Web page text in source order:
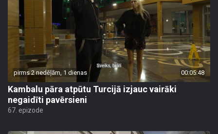
pirms 2 nedēļām, 1 dienas 00:05:48
Kambalu pāra atpūtu Turcijā izjauc vairāki
negaidīti pavērsieni
67. epizode